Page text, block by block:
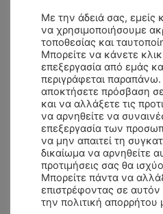
Με την άδειά σας, εμείς
να χρησιμοποιήσουμε
τοποθεσίας και
Μπορείτε να κάνετε
επεξεργασία από εμάς
περιγράφεται
αποκτήσετε πρόσβαση
και να αλλάξετε τις
να αρνηθείτε να
επεξεργασία των
να μην απαιτεί τη
δικαίωμα να αρνηθείτε
προτιμήσεις σας θα
Μπορείτε πάντα να
επιστρέφοντας σε αυτόν
την πολιτική απορρήτου